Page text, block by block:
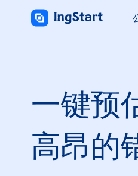
一键预
高昂的